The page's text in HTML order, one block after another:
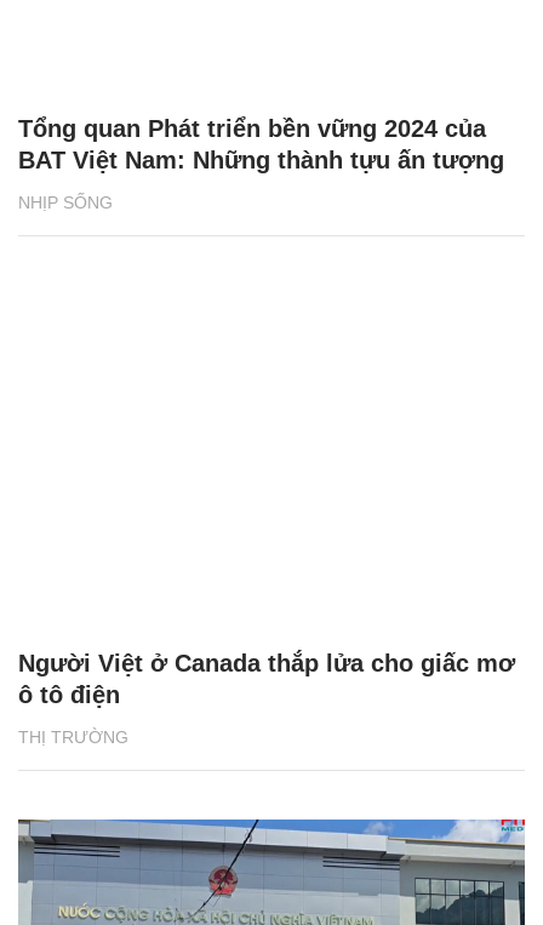
NHỊP SỐNG
Tổng quan Phát triển bền vững 2024 của
BAT Việt Nam: Những thành tựu ấn tượng
THỊ TRƯỜNG
Người Việt ở Canada thắp lửa cho giấc mơ
ô tô điện